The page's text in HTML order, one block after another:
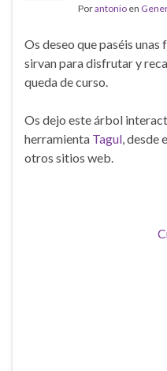
Porantonio en
Os deseo que paséis unas
sirvan para disfrutar y
queda de curso.
Os dejo este árbol
herramienta Tagul, desde
otros sitios web.